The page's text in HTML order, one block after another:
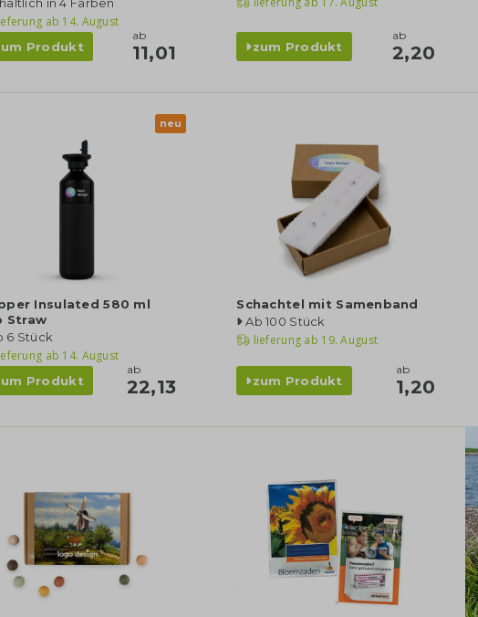
ab 14. August
Produkt
ab
11,01 zum Produkt
ab
2,20
neu
Insulated 580 ml
Straw
6 Stück
ab 14. August
Produkt
ab
22,13
Schachtel mit Samenband
Ab 100 Stück
lieferung ab 19. August
zum Produkt
ab
1,20